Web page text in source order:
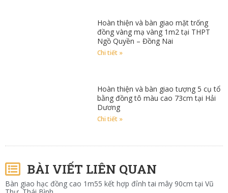
Hoàn thiện và bàn giao mặt trống
đồng vàng mạ vàng 1m2 tại THPT
Ngồ Quyền – Đồng Nai
Chi tiết »
Hoàn thiện và bàn giao tượng 5 cụ tổ
bằng đồng tô màu cao 73cm tại Hải
Dương
Chi tiết »
BÀI VIẾT LIÊN QUAN
Bàn giao hạc đồng cao 1m55 kết hợp đỉnh tai mây 90cm tại Vũ